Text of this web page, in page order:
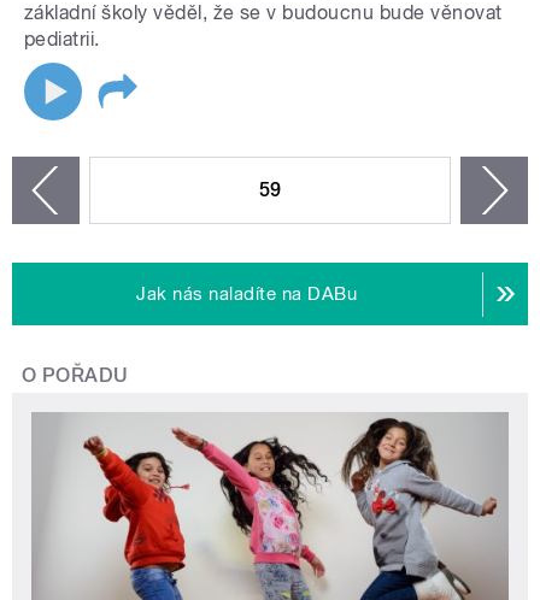
základní školy věděl, že se v budoucnu bude věnovat
pediatrii.
59
Jak nás naladíte na DABu
O POŘADU